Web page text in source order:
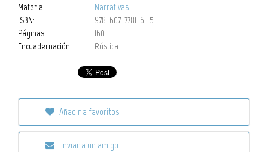
Materia
Narrativas
ISBN:
978-607-7781-61-5
Páginas:
160
Encuadernación:
Rústica
Añadir a favoritos
Enviar a un amigo